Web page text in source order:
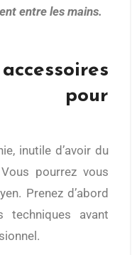
entre les mains.
pour
pourrez vous
Prenez d’abord
avant